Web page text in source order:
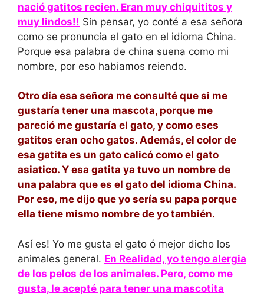
nació gatitos recien. Eran muy chiquititos y
muy lindos!! Sin pensar, yo conté a esa señora
como se pronuncia el gato en el idioma China.
Porque esa palabra de china suena como mi
nombre, por eso habiamos reiendo.
Otro día esa señora me consulté que si me
gustaría tener una mascota, porque me
pareció me gustaría el gato, y como eses
gatitos eran ocho gatos. Además, el color de
esa gatita es un gato calicó como el gato
asiatico. Y esa gatita ya tuvo un nombre de
una palabra que es el gato del idioma China.
Por eso, me dijo que yo sería su papa porque
ella tiene mismo nombre de yo también.
Así es! Yo me gusta el gato ó mejor dicho los
animales general. En Realidad, yo tengo alergia
de los pelos de los animales. Pero, como me
gusta, le acepté para tener una mascotita